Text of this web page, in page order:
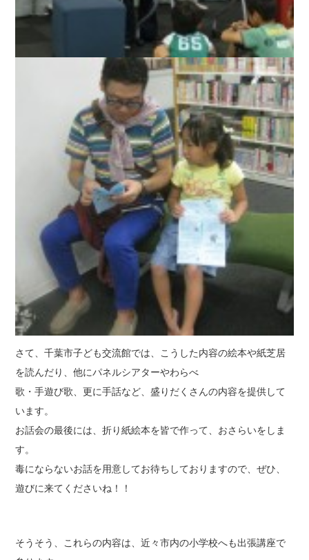
さて、千葉市子ども交流館では、こうした内容の絵本や紙芝居
を読んだり、他にパネルシアターやわらべ
歌・手遊び歌、更に手話など、盛りだくさんの内容を提供して
います。
お話会の最後には、折り紙絵本を皆で作って、おさらいをしま
す。
毒にならないお話を用意してお待ちしておりますので、ぜひ、
遊びに来てくださいね！！
そうそう、これらの内容は、近々市内の小学校へも出張講座で